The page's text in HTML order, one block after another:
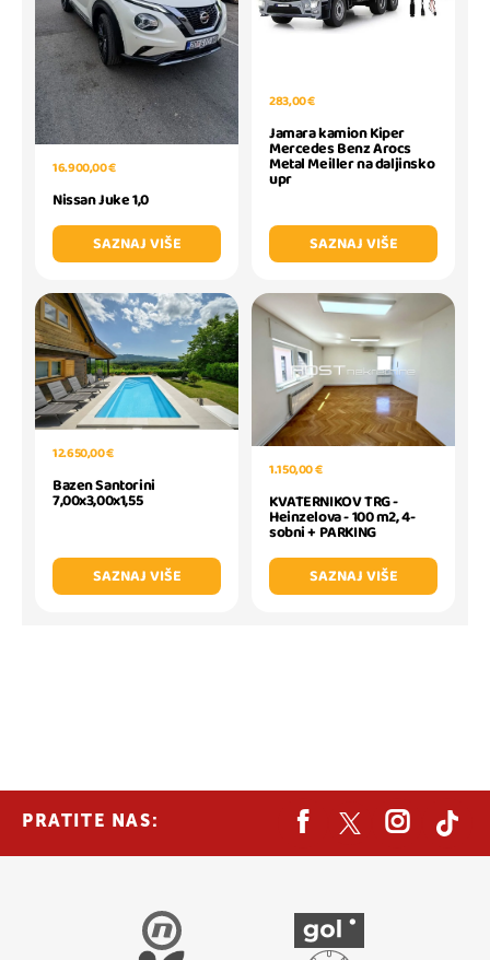
16.900,00 €
Nissan Juke 1,0
SAZNAJ VIŠE
283,00 €
Jamara kamion Kiper
Mercedes Benz Arocs
Metal Meiller na daljinsko
upr
SAZNAJ VIŠE
12.650,00 €
Bazen Santorini
7,00x3,00x1,55
SAZNAJ VIŠE
1.150,00 €
KVATERNIKOV TRG -
Heinzelova - 100 m2, 4-
sobni + PARKING
SAZNAJ VIŠE
PRATITE NAS: